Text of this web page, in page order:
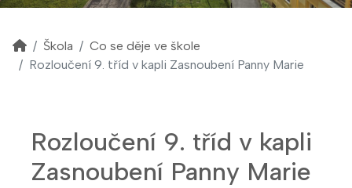
Škola
Co se děje ve škole
Rozloučení 9. tříd v kapli Zasnoubení Panny Marie
Rozloučení 9. tříd v kapli
Zasnoubení Panny Marie